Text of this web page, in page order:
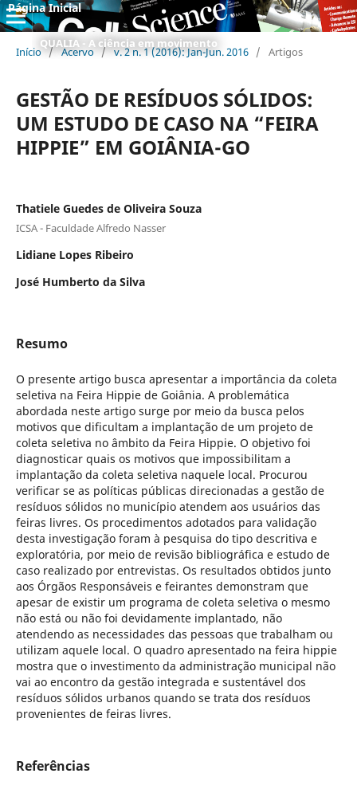
Página Inicial
QUALIA - A ciência em movimento
Início / Acervo / v. 2 n. 1 (2016): Jan-Jun. 2016 / Artigos
GESTÃO DE RESÍDUOS SÓLIDOS:
UM ESTUDO DE CASO NA “FEIRA
HIPPIE” EM GOIÂNIA-GO
Thatiele Guedes de Oliveira Souza
ICSA - Faculdade Alfredo Nasser
Lidiane Lopes Ribeiro
José Humberto da Silva
Resumo
O presente artigo busca apresentar a importância da coleta
seletiva na Feira Hippie de Goiânia. A problemática
abordada neste artigo surge por meio da busca pelos
motivos que dificultam a implantação de um projeto de
coleta seletiva no âmbito da Feira Hippie. O objetivo foi
diagnosticar quais os motivos que impossibilitam a
implantação da coleta seletiva naquele local. Procurou
verificar se as políticas públicas direcionadas a gestão de
resíduos sólidos no município atendem aos usuários das
feiras livres. Os procedimentos adotados para validação
desta investigação foram à pesquisa do tipo descritiva e
exploratória, por meio de revisão bibliográfica e estudo de
caso realizado por entrevistas. Os resultados obtidos junto
aos Órgãos Responsáveis e feirantes demonstram que
apesar de existir um programa de coleta seletiva o mesmo
não está ou não foi devidamente implantado, não
atendendo as necessidades das pessoas que trabalham ou
utilizam aquele local. O quadro apresentado na feira hippie
mostra que o investimento da administração municipal não
vai ao encontro da gestão integrada e sustentável dos
resíduos sólidos urbanos quando se trata dos resíduos
provenientes de feiras livres.
Referências